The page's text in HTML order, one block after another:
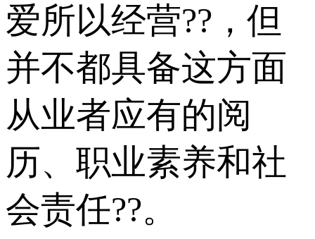
爱所以经营??，但
并不都具备这方面
从业者应有的阅
历、职业素养和社
会责任??。